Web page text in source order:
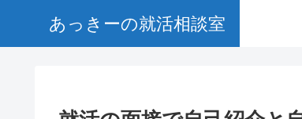
あっきーの就活相談室